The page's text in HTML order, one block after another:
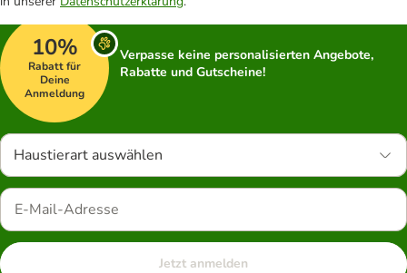
10%
Rabatt für
Deine
Anmeldung
Verpasse keine personalisierten Angebote,
Rabatte und Gutscheine!
Haustierart auswählen
Jetzt anmelden